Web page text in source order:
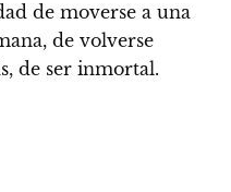
de moverse a una
de volverse
de ser inmortal.